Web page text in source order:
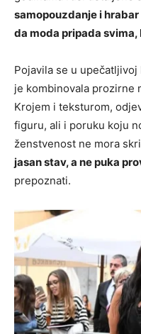
samopouzdanje i
da moda pripada
Pojavila se u
je kombinovala prozirne
Krojem i teksturom,
figuru, ali i poruku koju
ženstvenost ne mora
jasan stav, a ne puka
prepoznati.